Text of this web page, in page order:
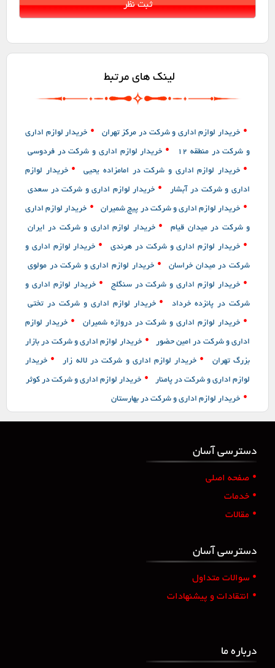
لینک های مرتبط
• خریدار لوازم اداری و شرکت در مرکز تهران • خریدار لوازم اداری
و شرکت در منطقه 12 • خریدار لوازم اداری و شرکت در فردوسی
• خریدار لوازم اداری و شرکت در امامزاده یحیی • خریدار لوازم
اداری و شرکت در آبشار • خریدار لوازم اداری و شرکت در سعدی
• خریدار لوازم اداری و شرکت در پیچ شمیران • خریدار لوازم اداری
و شرکت در میدان قیام • خریدار لوازم اداری و شرکت در ایران
• خریدار لوازم اداری و شرکت در هرندی • خریدار لوازم اداری و
شرکت در میدان خراسان • خریدار لوازم اداری و شرکت در مولوی
• خریدار لوازم اداری و شرکت در سنگلج • خریدار لوازم اداری و
شرکت در پانزده خرداد • خریدار لوازم اداری و شرکت در تختی
• خریدار لوازم اداری و شرکت در دروازه شمیران • خریدار لوازم
اداری و شرکت در امین حضور • خریدار لوازم اداری و شرکت در بازار
بزرگ تهران • خریدار لوازم اداری و شرکت در لاله زار • خریدار
لوازم اداری و شرکت در پامنار • خریدار لوازم اداری و شرکت در کوثر
• خریدار لوازم اداری و شرکت در بهارستان
دسترسی آسان
• صفحه اصلی
• خدمات
• مقالات
دسترسی آسان
• سوالات متداول
• انتقادات و پیشنهادات
درباره ما